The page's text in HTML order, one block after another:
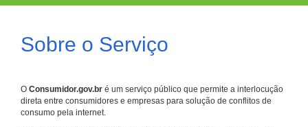
Sobre o Serviço
O Consumidor.gov.br é um serviço público que permite a interlocução
direta entre consumidores e empresas para solução de conflitos de
consumo pela internet.